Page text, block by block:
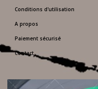
Conditions d'utilisation
A propos
Paiement sécurisé
Contact